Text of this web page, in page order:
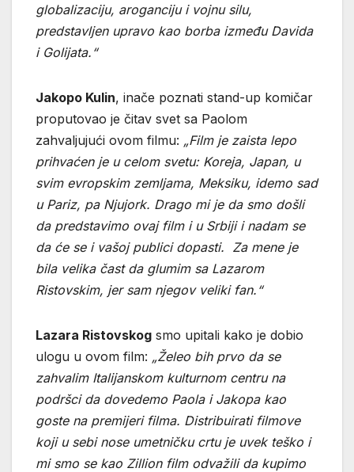
globalizaciju, aroganciju i vojnu silu,
predstavljen upravo kao borba između Davida
i Golijata.“
Jakopo Kulin, inače poznati stand-up komičar
proputovao je čitav svet sa Paolom
zahvaljujući ovom filmu: „Film je zaista lepo
prihvaćen je u celom svetu: Koreja, Japan, u
svim evropskim zemljama, Meksiku, idemo sad
u Pariz, pa Njujork. Drago mi je da smo došli
da predstavimo ovaj film i u Srbiji i nadam se
da će se i vašoj publici dopasti. Za mene je
bila velika čast da glumim sa Lazarom
Ristovskim, jer sam njegov veliki fan.“
Lazara Ristovskog smo upitali kako je dobio
ulogu u ovom film: „Želeo bih prvo da se
zahvalim Italijanskom kulturnom centru na
podršci da dovedemo Paola i Jakopa kao
goste na premijeri filma. Distribuirati filmove
koji u sebi nose umetničku crtu je uvek teško i
mi smo se kao Zillion film odvažili da kupimo